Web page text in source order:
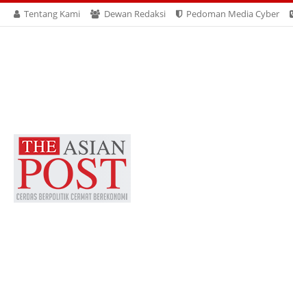
Tentang Kami Dewan Redaksi Pedoman Media Cyber